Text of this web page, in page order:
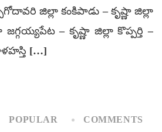
జిల్లా కంకిపాడు – కృష్ణా జిల్లా
జగ్గయ్యపేట – కృష్ణా జిల్లా కొప్పర్తి –
[…]
POPULAR COMMENTS